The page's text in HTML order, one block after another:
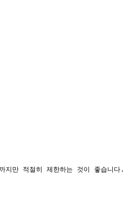
만 적절히 제한하는 것이 좋습니다.